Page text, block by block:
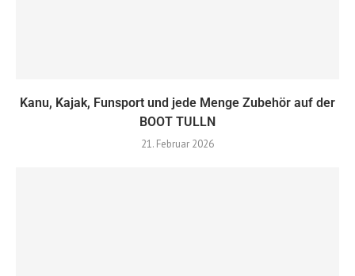
Kanu, Kajak, Funsport und jede Menge Zubehör auf der
BOOT TULLN
21. Februar 2026